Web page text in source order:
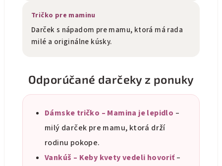
Tričko pre maminu
Darček s nápadom pre mamu, ktorá má rada
milé a originálne kúsky.
Odporúčané darčeky z ponuky
Dámske tričko – Mamina je lepidlo –
milý darček pre mamu, ktorá drží
rodinu pokope.
Vankúš – Keby kvety vedeli hovoriť –